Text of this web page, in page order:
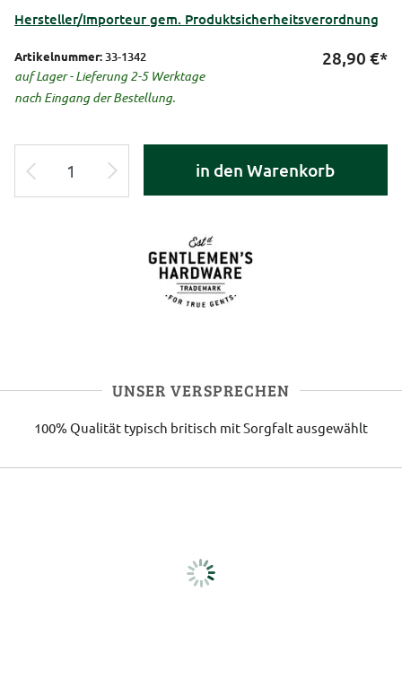
Hersteller/Importeur gem. Produktsicherheitsverordnung
Artikelnummer: 33-1342
auf Lager - Lieferung 2-5 Werktage
nach Eingang der Bestellung.
28,90 €*
in den Warenkorb
UNSER VERSPRECHEN
100% Qualität typisch britisch mit Sorgfalt ausgewählt